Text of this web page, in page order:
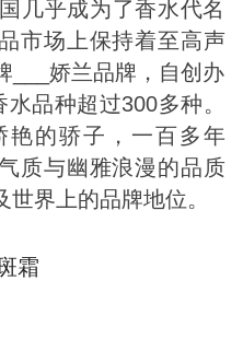
几乎成为了香水代名
品市场上保持着至高声
___娇兰品牌，自创办
品种超过300多种。
艳的骄子，一百多年
质与幽雅浪漫的品质
界上的品牌地位。